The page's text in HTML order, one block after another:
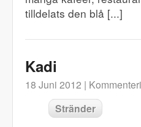
tilldelats den blå [...]
Kadi
18 Juni 2012 |
Stränder